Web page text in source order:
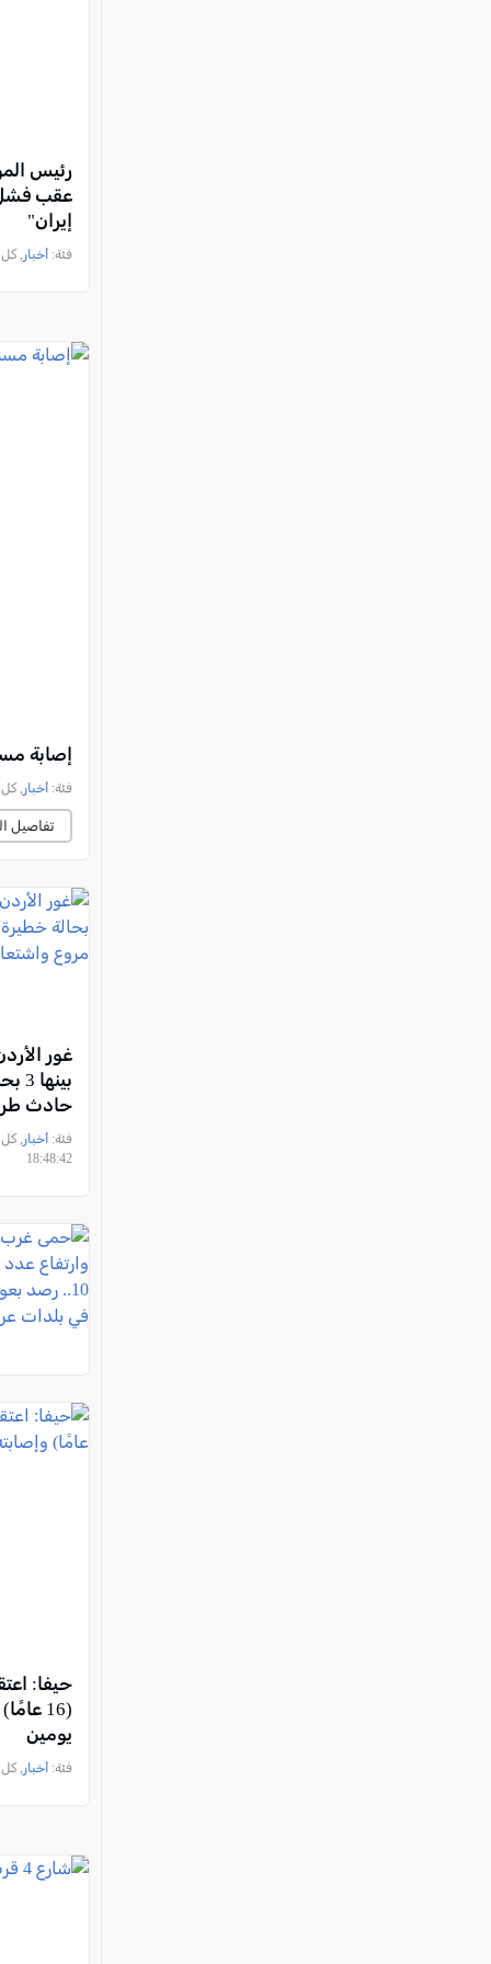
رئيس
عقب فشل
إيران"
فئة: أخبار , كل
إصابة مسنة (80 عاماً) بجراح خطيرة وإعادتها للحياة
فئة: أخبار , كل
تفاصيل
حادث
واشتعال
فئة: أخبار
18:48:42
حيفا:
(16
يومين
فئة: أخبار , كل